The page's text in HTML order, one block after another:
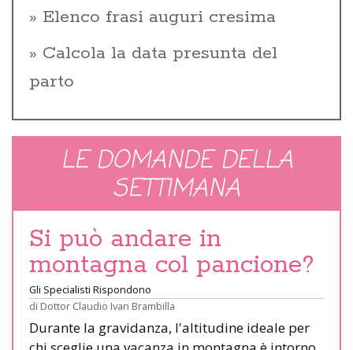
Elenco frasi auguri cresima
Calcola la data presunta del
parto
LE DOMANDE DELLA
SETTIMANA
Si può andare in
montagna col pancione?
Gli Specialisti Rispondono
di Dottor Claudio Ivan Brambilla
Durante la gravidanza, l'altitudine ideale per